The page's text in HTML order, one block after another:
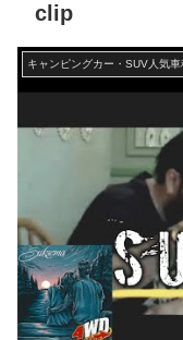
clip
キャンピングカー・SUV人気車